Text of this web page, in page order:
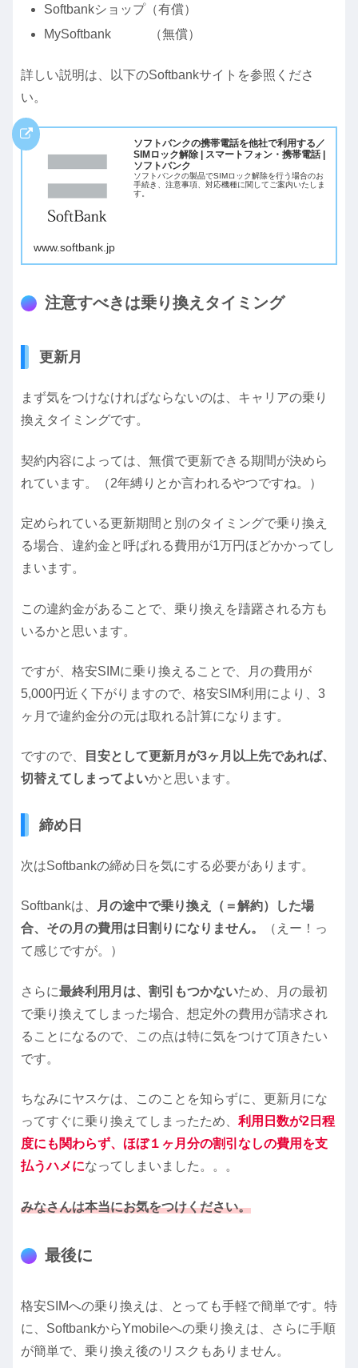
Softbankショップ（有償）
MySoftbank （無償）
詳しい説明は、以下のSoftbankサイトを参照くださ
い。
ソフトバンクの携帯電話を他社で利用する／
SIMロック解除 | スマートフォン・携帯電話 |
ソフトバンク
ソフトバンクの製品でSIMロック解除を行う場合のお
手続き、注意事項、対応機種に関してご案内いたしま
す。
www.softbank.jp
注意すべきは乗り換えタイミング
更新月
まず気をつけなければならないのは、キャリアの乗り
換えタイミングです。
契約内容によっては、無償で更新できる期間が決めら
れています。（2年縛りとか言われるやつですね。）
定められている更新期間と別のタイミングで乗り換え
る場合、違約金と呼ばれる費用が1万円ほどかかってし
まいます。
この違約金があることで、乗り換えを躊躇される方も
いるかと思います。
ですが、格安SIMに乗り換えることで、月の費用が
5,000円近く下がりますので、格安SIM利用により、3
ヶ月で違約金分の元は取れる計算になります。
ですので、
目安として更新月が3ヶ月以上先であれば、
切替えてしまってよいかと思います。
締め日
次はSoftbankの締め日を気にする必要があります。
Softbankは、
月の途中で乗り換え（＝解約）した場
合、その月の費用は日割りになりません。
（えー！っ
て感じですが。）
さらに最終利用月は、割引もつかないため、月の最初
で乗り換えてしまった場合、想定外の費用が請求され
ることになるので、この点は特に気をつけて頂きたい
です。
ちなみにヤスケは、このことを知らずに、更新月にな
ってすぐに乗り換えてしまったため、 利用日数が2日程
度にも関わらず、ほぼ１ヶ月分の割引なしの費用を支
払うハメになってしまいました。。。
みなさんは本当にお気をつけください。
最後に
格安SIMへの乗り換えは、とっても手軽で簡単です。特
に、SoftbankからYmobileへの乗り換えは、さらに手順
が簡単で、乗り換え後のリスクもありません。